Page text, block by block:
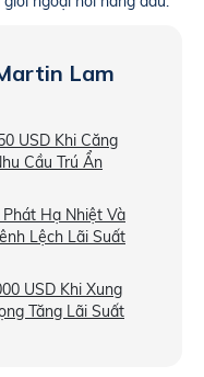
Lam
USD Khi Căng
Cầu Trú Ẩn
Hạ Nhiệt Và
Lệch Lãi Suất
USD Khi Xung
Tăng Lãi Suất